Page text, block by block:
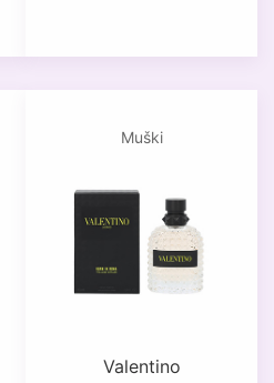
Muški
Valentino